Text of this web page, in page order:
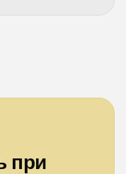
при